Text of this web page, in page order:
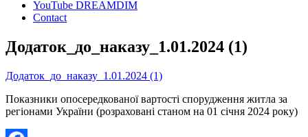
YouTube DREAMDIM
Contact
Додаток_до_наказу_1.01.2024 (1)
Додаток_до_наказу_1.01.2024 (1)
Показники опосередкованої вартості спорудження житла за
регіонами України (розраховані станом на 01 січня 2024 року)